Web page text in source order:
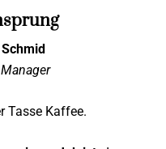
Tasse Kaffee.